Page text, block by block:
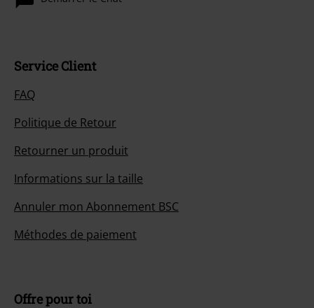
Service Client
FAQ
Politique de Retour
Retourner un produit
Informations sur la taille
Annuler mon Abonnement BSC
Méthodes de paiement
Offre pour toi